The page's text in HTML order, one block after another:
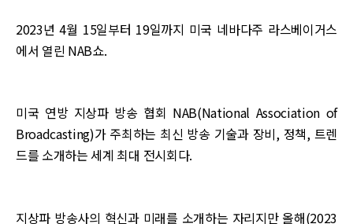
2023년 4월 15일부터 19일까지 미국 네바다주 라스베이거스
에서 열린 NAB쇼.
미국 연방 지상파 방송 협회 NAB(National Association of
Broadcasting)가 주최하는 최신 방송 기술과 장비, 정책, 트렌
드를 소개하는 세계 최대 전시회다.
지상파 방송사의 혁신과 미래를 소개하는 자리지만 올해(2023